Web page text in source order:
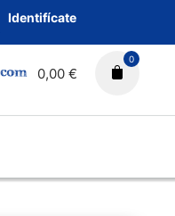
Identifícate
0,00 €
0